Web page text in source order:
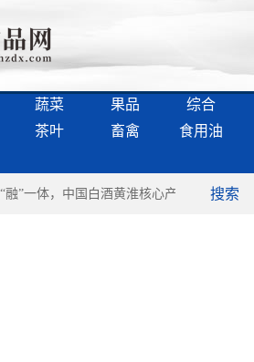
蔬菜 果品
综合
茶叶 畜禽
食用油
融”一体，中国白酒黄淮核心产区再发最强
搜索